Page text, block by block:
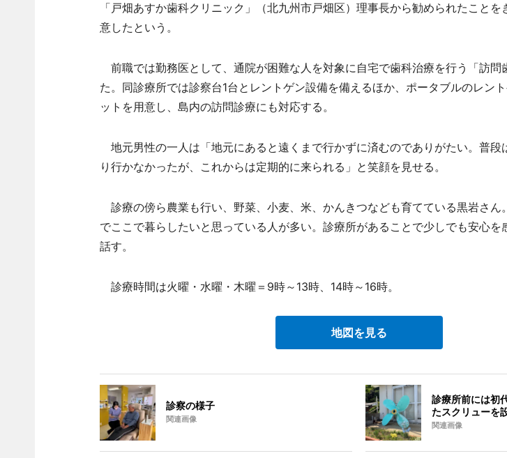
「戸畑あすか歯科クリニック」（北九州市戸畑区）理事長から勧められたこと
意したという。
前職では勤務医として、通院が困難な人を対象に自宅で歯科治療を行う「訪問
た。同診療所では診察台1台とレントゲン設備を備えるほか、ポータブルのレン
ットを用意し、島内の訪問診療にも対応する。
地元男性の一人は「地元にあると遠くまで行かずに済むのでありがたい。普段
り行かなかったが、これからは定期的に来られる」と笑顔を見せる。
診療の傍ら農業も行い、野菜、小麦、米、かんきつなども育てている黒岩さん
でここで暮らしたいと思っている人が多い。診療所があることで少しでも安心を
話す。
診療時間は火曜・水曜・木曜＝9時～13時、14時～16時。
地図を見る
診察の様子
関連画像
診療所前には初
たスクリューを
関連画像